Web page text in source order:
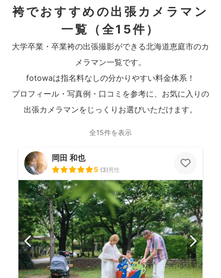
袴でおすすめの出張カメラマン
一覧
（全15件）
大学卒業・卒業袴の出張撮影ができる北海道恵庭市のカ
メラマン一覧です。
fotowaは指名料なしの分かりやすい料金体系！
プロフィール・写真例・口コミを参考に、お気に入りの
出張カメラマンをじっくりお選びいただけます。
全15件を表示
岡田 和也
5 (3)男性